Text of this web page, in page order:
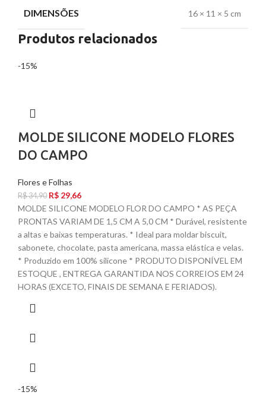
DIMENSÕES 16 × 11 × 5 cm
Produtos relacionados
-15%
MOLDE SILICONE MODELO FLORES
DO CAMPO
Flores e Folhas
R$34,90 R$ 29,66
MOLDE SILICONE MODELO FLOR DO CAMPO * AS PEÇA
PRONTAS VARIAM DE 1,5 CM A 5,0 CM * Durável, resistente
a altas e baixas temperaturas. * Ideal para moldar biscuit,
sabonete, chocolate, pasta americana, massa elástica e velas.
* Produzido em 100% silicone * PRODUTO DISPONÍVEL EM
ESTOQUE , ENTREGA GARANTIDA NOS CORREIOS EM 24
HORAS (EXCETO, FINAIS DE SEMANA E FERIADOS).
-15%